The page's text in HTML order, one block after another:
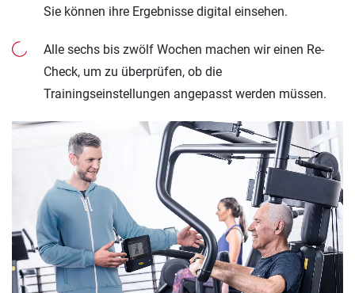
Sie können ihre Ergebnisse digital einsehen.
Alle sechs bis zwölf Wochen machen wir einen Re-
Check, um zu überprüfen, ob die
Trainingseinstellungen angepasst werden müssen.